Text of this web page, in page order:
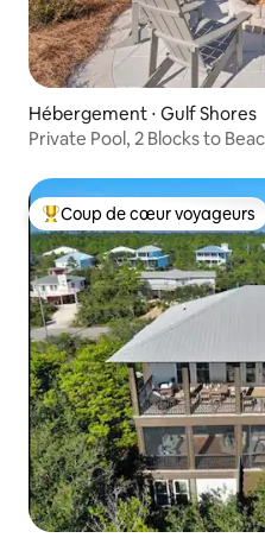
Hébergement ⋅ Gulf Shores
Private Pool, 2 Blocks to
Coups de cœur voyageurs
Coup de cœur voyageurs